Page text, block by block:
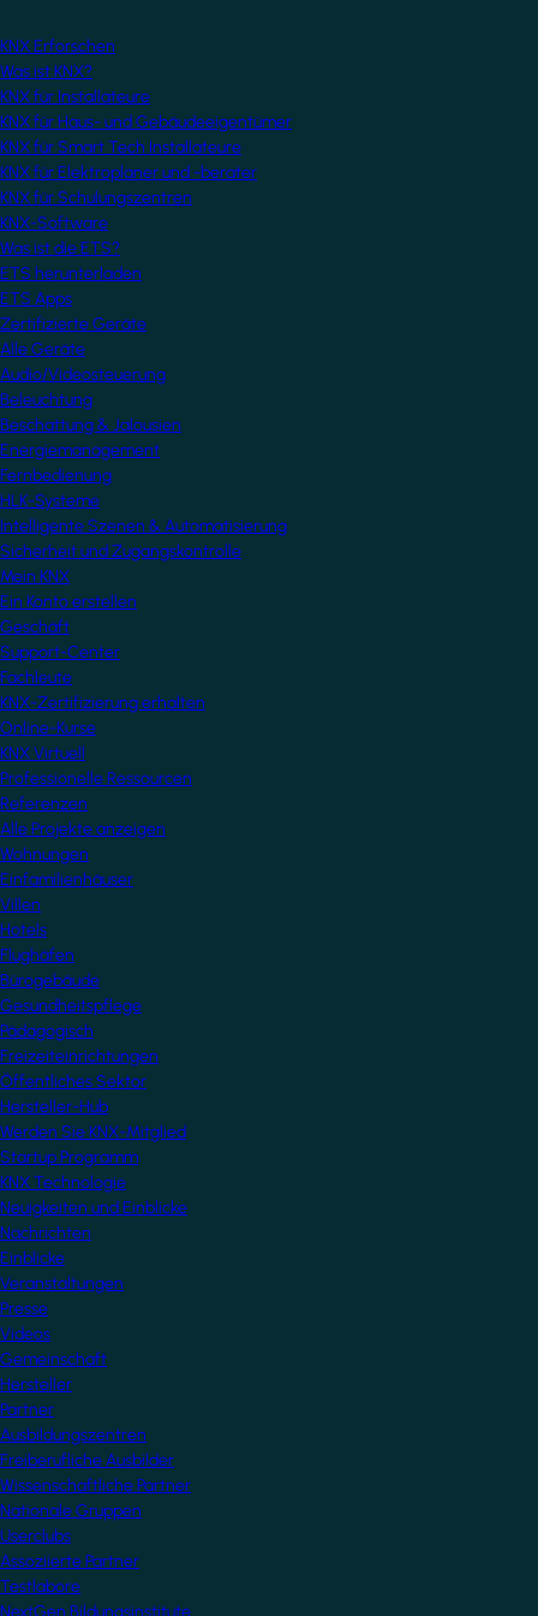
KNX Erforschen
Was ist KNX?
KNX für Installateure
KNX für Haus- und Gebäudeeigentümer
KNX für Smart Tech Installateure
KNX für Elektroplaner und -berater
KNX für Schulungszentren
KNX-Software
Was ist die ETS?
ETS herunterladen
ETS Apps
Zertifizierte Geräte
Alle Geräte
Audio/Videosteuerung
Beleuchtung
Beschattung & Jalousien
Energiemanagement
Fernbedienung
HLK-Systeme
Intelligente Szenen & Automatisierung
Sicherheit und Zugangskontrolle
Mein KNX
Ein Konto erstellen
Geschäft
Support-Center
Fachleute
KNX-Zertifizierung erhalten
Online-Kurse
KNX Virtuell
Professionelle Ressourcen
Referenzen
Alle Projekte anzeigen
Wohnungen
Einfamilienhäuser
Villen
Hotels
Flughäfen
Bürogebäude
Gesundheitspflege
Pädagogisch
Freizeiteinrichtungen
Öffentliches Sektor
Hersteller-Hub
Werden Sie KNX-Mitglied
Startup Programm
KNX Technologie
Neuigkeiten und Einblicke
Nachrichten
Einblicke
Veranstaltungen
Presse
Videos
Gemeinschaft
Hersteller
Partner
Ausbildungszentren
Freiberufliche Ausbilder
Wissenschaftliche Partner
Nationale Gruppen
Userclubs
Assoziierte Partner
Testlabore
NextGen Bildungsinstitute